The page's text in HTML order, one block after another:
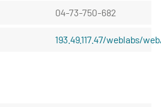
04-73-750-682
193.49.117.47/weblabs/